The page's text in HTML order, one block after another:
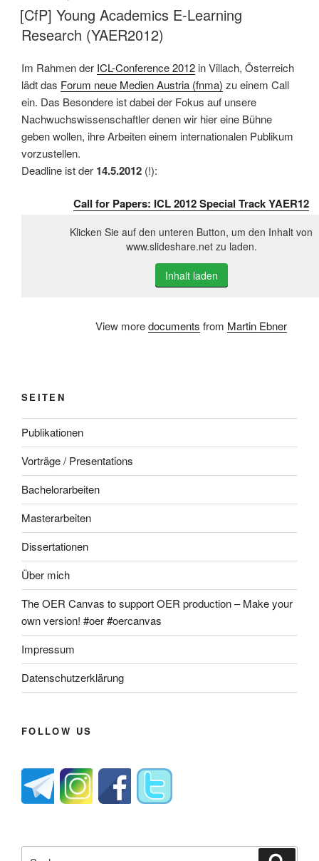
AM
[CfP] Young Academics E-Learning
Research (YAER2012)
Im Rahmen der ICL-Conference 2012 in Villach, Österreich
lädt das Forum neue Medien Austria (fnma) zu einem Call
ein. Das Besondere ist dabei der Fokus auf unsere
Nachwuchswissenschaftler denen wir hier eine Bühne
geben wollen, ihre Arbeiten einem internationalen Publikum
vorzustellen.
Deadline ist der 14.5.2012 (!):
Call for Papers: ICL 2012 Special Track YAER12
Klicken Sie auf den unteren Button, um den Inhalt von
www.slideshare.net zu laden.
Inhalt laden
View moredocuments from Martin Ebner
SEITEN
Publikationen
Vorträge / Presentations
Bachelorarbeiten
Masterarbeiten
Dissertationen
Über mich
The OER Canvas to support OER production – Make your
own version! #oer #oercanvas
Impressum
Datenschutzerklärung
FOLLOW US